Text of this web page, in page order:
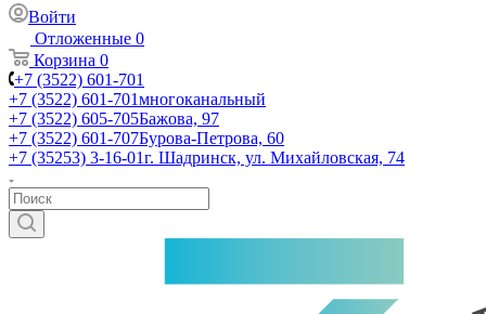
Войти
Отложенные 0
Корзина 0
+7 (3522) 601-701
+7 (3522) 601-701многоканальный
+7 (3522) 605-705Бажова, 97
+7 (3522) 601-707Бурова-Петрова, 60
+7 (35253) 3-16-01г. Шадринск, ул. Михайловская, 74